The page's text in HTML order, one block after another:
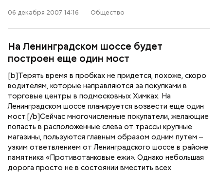
06 декабря 2007 14:16 Общество
На Ленинградском шоссе будет
построен еще один мост
[b]Терять время в пробках не придется, похоже, скоро
водителям, которые направляются за покупками в
торговые центры в подмосковных Химках. На
Ленинградском шоссе планируется возвести еще один
мост.[/b]Сейчас многочисленные покупатели, желающие
попасть в расположенные слева от трассы крупные
магазины, пользуются главным образом одним путем –
узким ответвлением от Ленинградского шоссе в районе
памятника «Противотанковые ежи». Однако небольшая
дорога просто не в состоянии вместить всех